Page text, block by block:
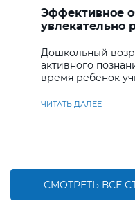
Эффективное
увлекательно
Дошкольный
активного
время ребенок
ЧИТАТЬ ДАЛЕЕ
СМОТРЕТЬ ВСЕ